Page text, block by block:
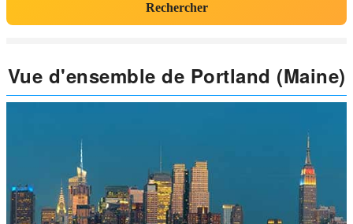
Rechercher
Vue d'ensemble de Portland (Maine)